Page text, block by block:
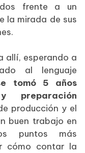
frente a un
la mirada de sus
allí, esperando a
al lenguaje
tomó 5 años
preparación
producción y el
buen trabajo en
puntos más
cómo contar la